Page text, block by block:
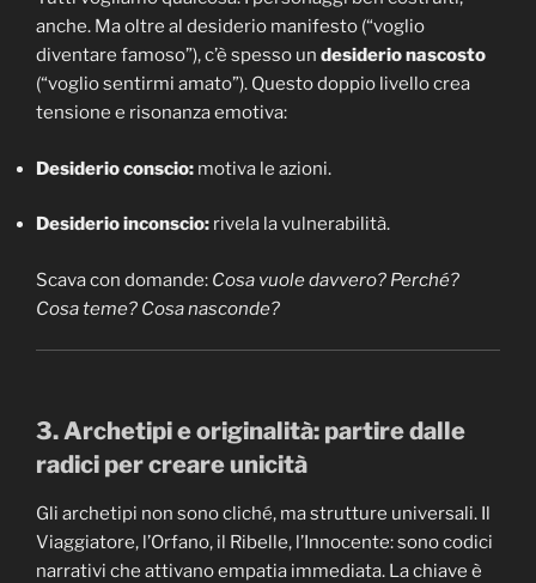
anche. Ma oltre al desiderio manifesto (“voglio
diventare famoso”), c’è spesso un desiderio nascosto
(“voglio sentirmi amato”). Questo doppio livello crea
tensione e risonanza emotiva:
Desiderio conscio: motiva le azioni.
Desiderio inconscio: rivela la vulnerabilità.
Scava con domande: Cosa vuole davvero? Perché?
Cosa teme? Cosa nasconde?
3. Archetipi e originalità: partire dalle
radici per creare unicità
Gli archetipi non sono cliché, ma strutture universali. Il
Viaggiatore, l’Orfano, il Ribelle, l’Innocente: sono codici
narrativi che attivano empatia immediata. La chiave è